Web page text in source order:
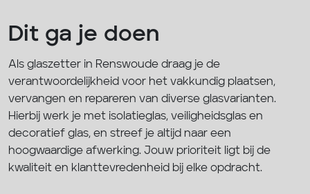
Dit ga je doen
Als glaszetter in Renswoude draag je de
verantwoordelijkheid voor het vakkundig plaatsen,
vervangen en repareren van diverse glasvarianten.
Hierbij werk je met isolatieglas, veiligheidsglas en
decoratief glas, en streef je altijd naar een
hoogwaardige afwerking. Jouw prioriteit ligt bij de
kwaliteit en klanttevredenheid bij elke opdracht.